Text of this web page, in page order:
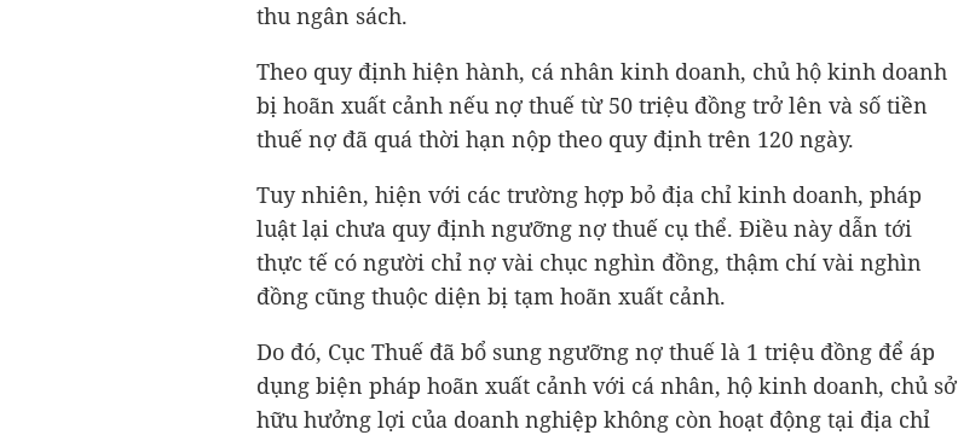
thu ngân sách.
Theo quy định hiện hành, cá nhân kinh doanh, chủ hộ kinh doanh
bị hoãn xuất cảnh nếu nợ thuế từ 50 triệu đồng trở lên và số tiền
thuế nợ đã quá thời hạn nộp theo quy định trên 120 ngày.
Tuy nhiên, hiện với các trường hợp bỏ địa chỉ kinh doanh, pháp
luật lại chưa quy định ngưỡng nợ thuế cụ thể. Điều này dẫn tới
thực tế có người chỉ nợ vài chục nghìn đồng, thậm chí vài nghìn
đồng cũng thuộc diện bị tạm hoãn xuất cảnh.
Do đó, Cục Thuế đã bổ sung ngưỡng nợ thuế là 1 triệu đồng để áp
dụng biện pháp hoãn xuất cảnh với cá nhân, hộ kinh doanh, chủ sở
hữu hưởng lợi của doanh nghiệp không còn hoạt động tại địa chỉ